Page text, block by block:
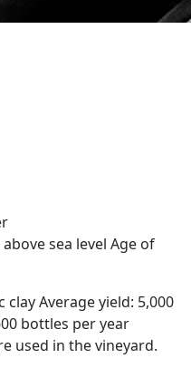
sea level Age of
clay Average yield: 5,000
bottles per year
used in the vineyard.